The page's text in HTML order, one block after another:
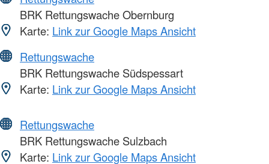
BRK Rettungswache Obernburg
Karte: Link zur Google Maps Ansicht
Rettungswache
BRK Rettungswache Südspessart
Karte: Link zur Google Maps Ansicht
Rettungswache
BRK Rettungswache Sulzbach
Karte: Link zur Google Maps Ansicht